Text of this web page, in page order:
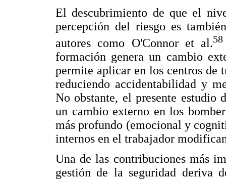
El descubrimiento de que el
percepción del riesgo es
autores como O'Connor et al.58
formación genera un cambio
permite aplicar en los centros de
reduciendo accidentabilidad y
No obstante, el presente estudio
un cambio externo en los
más profundo (emocional y
internos en el trabajador
Una de las contribuciones más
gestión de la seguridad deriva